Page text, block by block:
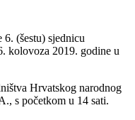
(šestu) sjednicu
kolovoza 2019. godine u
Hrvatskog narodnog
s početkom u 14 sati.